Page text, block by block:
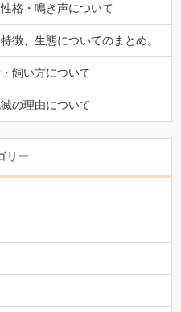
格・鳴き声について
徴、生態についてのまとめ。
飼い方について
の理由について
リー